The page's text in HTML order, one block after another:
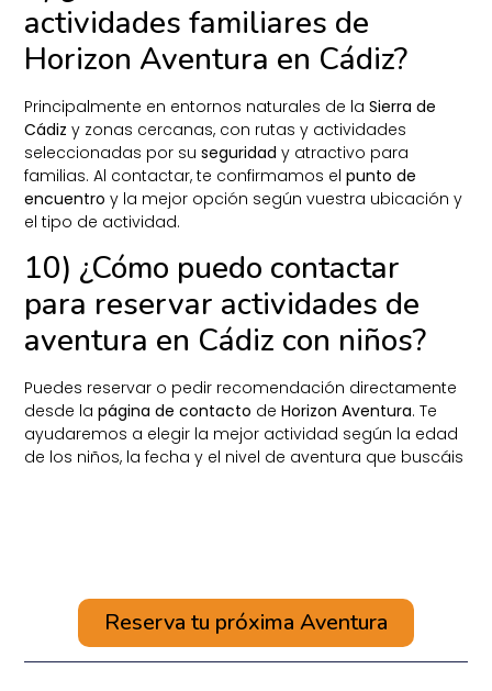
actividades familiares de
Horizon Aventura en Cádiz?
Principalmente en entornos naturales de laSierra de
Cádiz y zonas cercanas, con rutas y actividades
seleccionadas por suseguridad y atractivo para
familias. Al contactar, te confirmamos elpunto de
encuentro y la mejor opción según vuestra ubicación y
el tipo de actividad.
10) ¿Cómo puedo contactar
para reservar actividades de
aventura en Cádiz con niños?
Puedes reservar o pedir recomendación directamente
desde lapágina de contacto deHorizon Aventura. Te
ayudaremos a elegir la mejor actividad según la edad
de los niños, la fecha y el nivel de aventura que buscáis
Reserva tu próxima Aventura